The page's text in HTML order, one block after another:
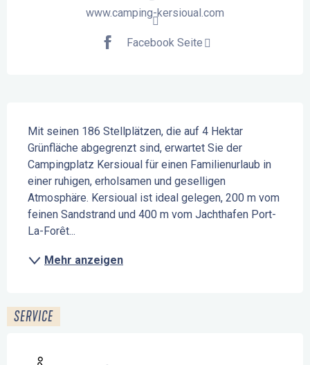
www.camping-kersioual.com
Facebook Seite
Mit seinen 186 Stellplätzen, die auf 4 Hektar
Grünfläche abgegrenzt sind, erwartet Sie der
Campingplatz Kersioual für einen Familienurlaub in
einer ruhigen, erholsamen und geselligen
Atmosphäre. Kersioual ist ideal gelegen, 200 m vom
feinen Sandstrand und 400 m vom Jachthafen Port-
La-Forêt...
Mehr anzeigen
SERVICE